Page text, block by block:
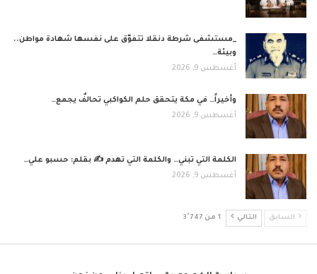
_مستشفى شرطة دنقلا تتفوّق على نفسها شهادة مواطن..
وبيئة…
أغسطس 9, 2026
وأخيراً… في مكة يتحقق حلم الكواكبي تحالفٌ يجمع…
أغسطس 9, 2026
الكلمة التي تبني… والكلمة التي تهدم ✍ بقلم: حسبو علي…
أغسطس 9, 2026
السابق التالي 1 من 3٬747